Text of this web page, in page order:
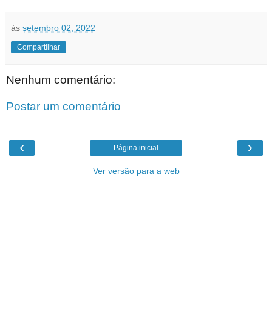
às setembro 02, 2022
Compartilhar
Nenhum comentário:
Postar um comentário
‹ ›
Página inicial
Ver versão para a web